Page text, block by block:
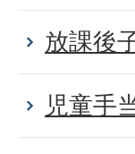
放課後
児童手